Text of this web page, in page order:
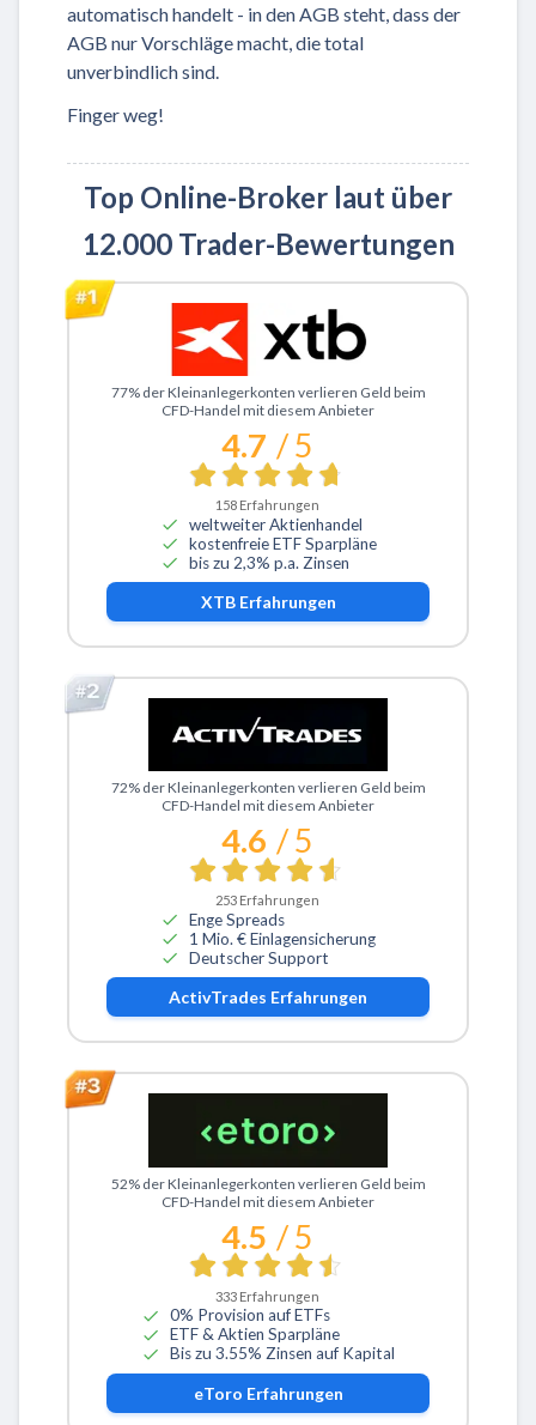
automatisch handelt - in den AGB steht, dass der
AGB nur Vorschläge macht, die total
unverbindlich sind.
Finger weg!
Top Online-Broker laut über
12.000 Trader-Bewertungen
Zu XTB
77% der Kleinanlegerkonten verlieren Geld beim
CFD-Handel mit diesem Anbieter
4.7 / 5
158 Erfahrungen
weltweiter Aktienhandel
kostenfreie ETF Sparpläne
bis zu 2,3% p.a. Zinsen
XTBErfahrungen
Zu ActivTrades
72% der Kleinanlegerkonten verlieren Geld beim
CFD-Handel mit diesem Anbieter
4.6 / 5
253 Erfahrungen
Enge Spreads
1 Mio. € Einlagensicherung
Deutscher Support
ActivTrades Erfahrungen
Zu eToro
52% der Kleinanlegerkonten verlieren Geld beim
CFD-Handel mit diesem Anbieter
4.5 / 5
333 Erfahrungen
0% Provision auf ETFs
ETF & Aktien Sparpläne
Bis zu 3.55% Zinsen auf Kapital
eToro Erfahrungen